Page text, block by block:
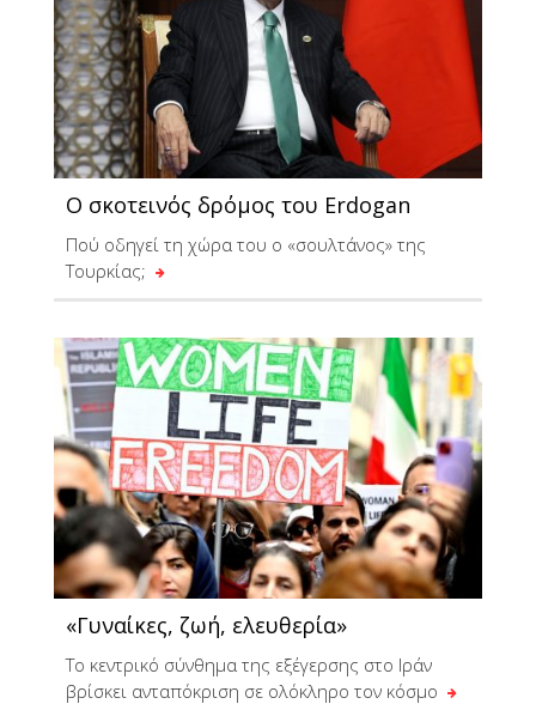
Ο σκοτεινός δρόμος του Erdogan
Πού οδηγεί τη χώρα του ο «σουλτάνος» της
Τουρκίας;
«Γυναίκες, ζωή, ελευθερία»
Το κεντρικό σύνθημα της εξέγερσης στο Ιράν
βρίσκει ανταπόκριση σε ολόκληρο τον κόσμο